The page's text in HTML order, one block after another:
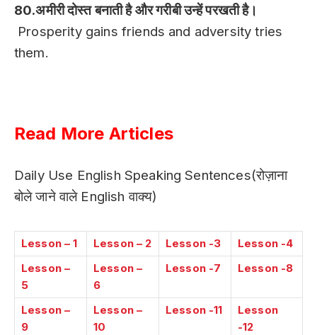
80.अमीरी दोस्त बनाती है और गरीबी उन्हें परखती है।
Prosperity gains friends and adversity tries
them.
Read More Articles
Daily Use English Speaking Sentences(रोज़ाना
बोले जाने वाले English वाक्य)
Lesson – 1 Lesson – 2 Lesson -3
Lesson -4
Lesson –
5
Lesson –
6
Lesson -7 Lesson -8
Lesson –
9
Lesson –
10
Lesson -11
Lesson
-12